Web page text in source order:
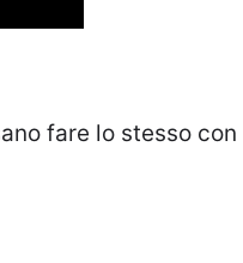
fare lo stesso con